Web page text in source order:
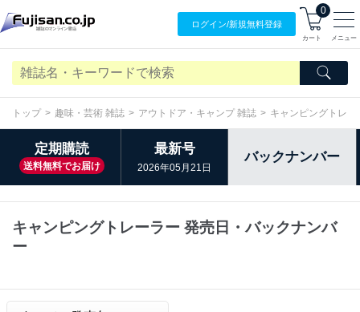
ログイン/新規無料登録
0
カート メニュー
トップ 趣味・芸術 雑誌 アウトドア・キャンプ 雑誌 キャンピングトレー
定期購読
送料無料でお届け
最新号
2026年05月21日
バックナンバー
キャンピングトレーラー 発売日・バックナンバ
ー